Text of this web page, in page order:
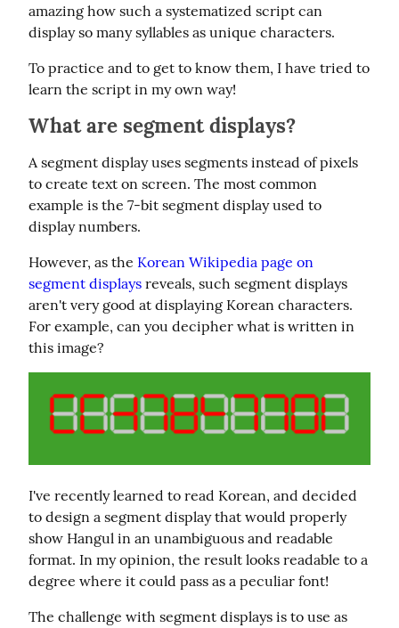
amazing how such a systematized script can
display so many syllables as unique characters.
To practice and to get to know them, I have tried to
learn the script in my own way!
What are segment displays?
A segment display uses segments instead of pixels
to create text on screen. The most common
example is the 7-bit segment display used to
display numbers.
However, as the Korean Wikipedia page on
segment displays reveals, such segment displays
aren't very good at displaying Korean characters.
For example, can you decipher what is written in
this image?
I've recently learned to read Korean, and decided
to design a segment display that would properly
show Hangul in an unambiguous and readable
format. In my opinion, the result looks readable to a
degree where it could pass as a peculiar font!
The challenge with segment displays is to use as